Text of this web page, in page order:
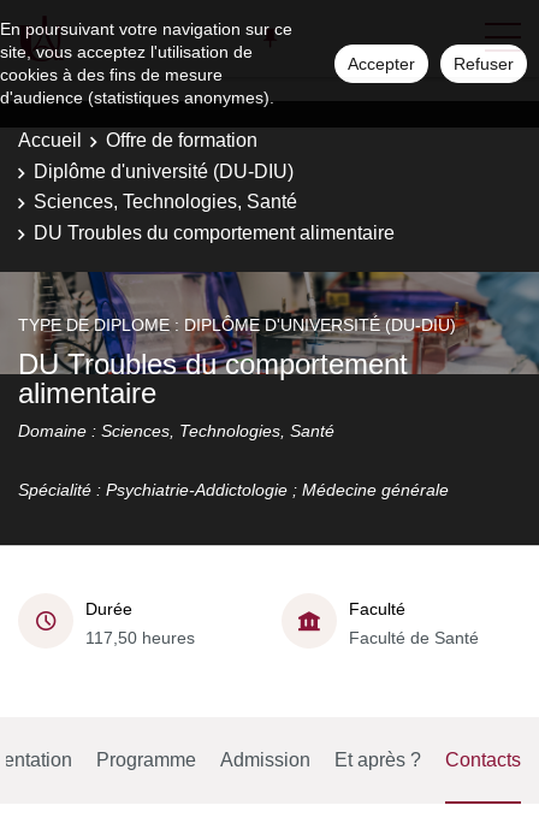
En poursuivant votre navigation sur ce
site, vous acceptez l'utilisation de
cookies à des fins de mesure
d'audience (statistiques anonymes).
Accepter Refuser
Accueil
Offre de formation
Diplôme d'université (DU-DIU)
Sciences, Technologies, Santé
DU Troubles du comportement alimentaire
TYPE DE DIPLOME : DIPLÔME D'UNIVERSITÉ (DU-DIU)
DU Troubles du comportement
alimentaire
Domaine : Sciences, Technologies, Santé
Spécialité : Psychiatrie-Addictologie ; Médecine générale
Durée
117,50 heures
Faculté
Faculté de Santé
Programme Admission Et après ? Contacts